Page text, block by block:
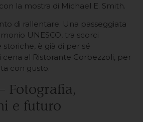
la mostra di Michael E. Smith.
di rallentare. Una passeggiata
UNESCO, tra scorci
è già di per sé
cena al Ristorante Corbezzoli, per
con gusto.
Fotografia,
e futuro